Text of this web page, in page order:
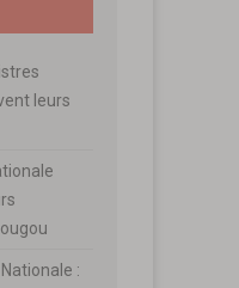
leurs
: